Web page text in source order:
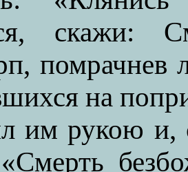
скажи:
помрачнев
на
им рукою и,
«Смерть